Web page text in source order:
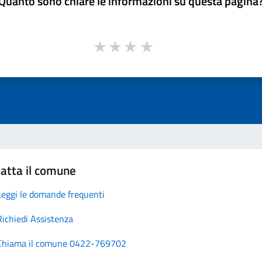
il comune
le domande frequenti
Assistenza
il comune 0422-769702